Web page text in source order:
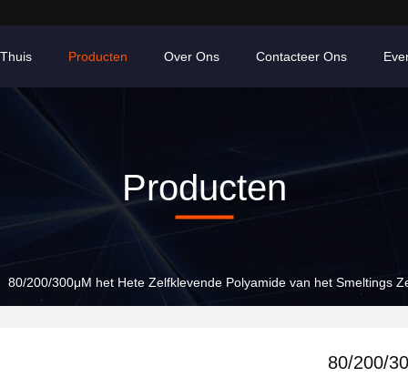
Thuis Producten Over Ons Contacteer Ons
Producten
80/200/300μM het Hete Zelfklevende Polyamide van het Smeltings
80/200/